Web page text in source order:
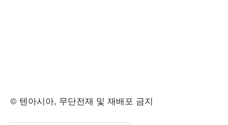
© 텐아시아, 무단전재 및 재배포 금지